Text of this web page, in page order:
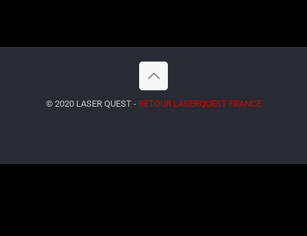
© 2020 LASER QUEST - RETOUR LASERQUEST FRANCE